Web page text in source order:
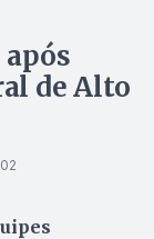
após
de Alto